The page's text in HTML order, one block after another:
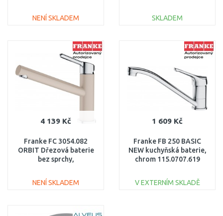
NENÍ SKLADEM
Porovnat
SKLADEM
4 139 Kč
Franke FC 3054.082
ORBIT Dřezová baterie
bez sprchy,
115.0623.058
NENÍ SKLADEM
1 609 Kč
Franke FB 250 BASIC
NEW kuchyňská baterie,
chrom 115.0707.619
V EXTERNÍM SKLADĚ